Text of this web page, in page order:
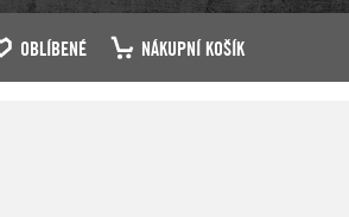
OBLÍBENÉ NÁKUPNÍ KOŠÍK